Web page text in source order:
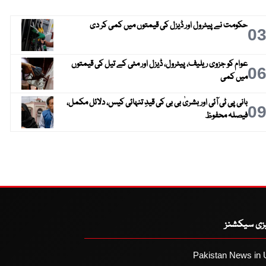
03حکومت نے پیٹرول اور ڈیزل کی قیمتوں میں کمی کر دی
06عوام کو جزوی ریلیف، پیٹرول، ڈیزل اور مٹی کے تیل کی قیمتوں
میں کمی
09بانی پی ٹی آئی اور بشریٰ بی بی کی قیدِ تنہائی کیس، دلائل مکمل،
فیصلہ محفوظ
سیکشنز
Pakistan News in